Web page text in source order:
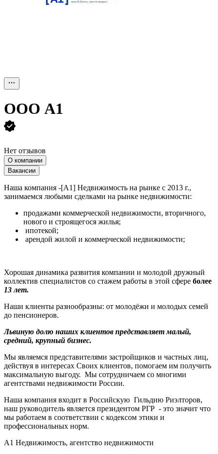
ООО А1
Нет отзывов
О компании
Вакансии
Наша компания -[А1] Недвижимость на рынке с 2013 г.,
занимаемся любыми сделками на рынке недвижимости:
продажами коммерческой недвижимости, вторичного,
нового и строящегося жилья;
ипотекой;
арендой жилой и коммерческой недвижимости;
Хорошая динамика развития компании и молодой дружный
коллектив специалистов со стажем работы в этой сфере более
13 лет.
Наши клиенты разнообразны: от молодёжи и молодых семей
до пенсионеров.
Львиную долю наших клиентов представляет малый,
средний, крупный бизнес.
Мы являемся представителями застройщиков и частных лиц,
действуя в интересах Своих клиентов, помогаем им получить
максимальную выгоду. Мы сотрудничаем со многими
агентствами недвижимости России.
Наша компания входит в Российскую Гильдию Риэлторов,
наш руководитель является президентом РГР - это значит что
мы работаем в соответствии с кодексом этики и
профессиональных норм.
А1 Недвижимость, агентство недвижимости